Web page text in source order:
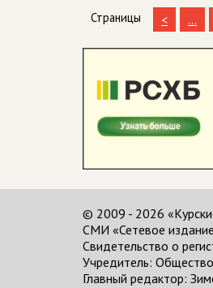
Страницы < ...
© 2009 - 2026
СМИ «Сетевое
Свидетельство о
Учредитель:
Главный редактор: